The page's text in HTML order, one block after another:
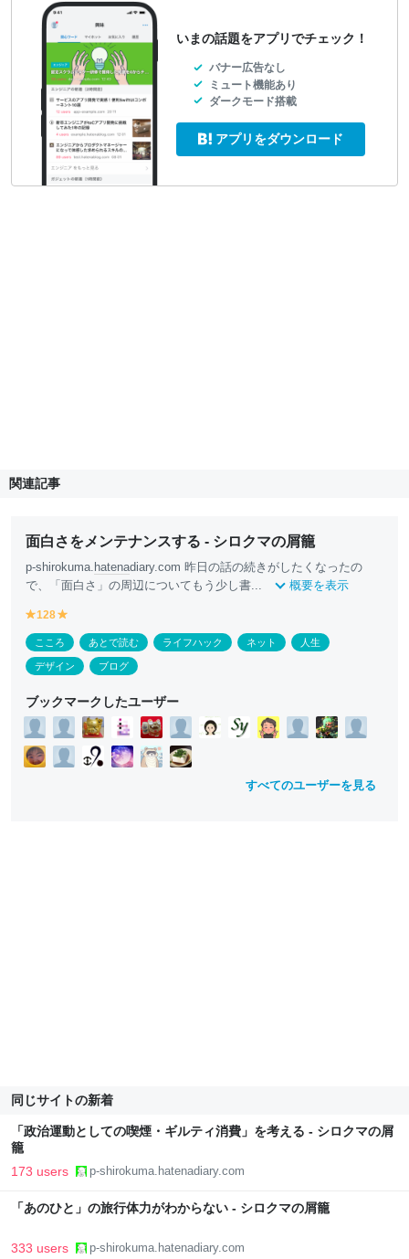
いまの話題をアプリでチェック！
バナー広告なし
ミュート機能あり
ダークモード搭載
アプリをダウンロード
関連記事
面白さをメンテナンスする - シロクマの屑籠
p-shirokuma. hatenadiary.com 昨日の話の続きがしたくなったの
で、「面白さ」の周辺についてもう少し書...
概要を表示
y
e
ll
o
128
e
ll
o
こころ あとで読む ライフハック ネット 人生
デザイン ブログ
ブックマークしたユーザー
すべてのユーザーを見る
同じサイトの新着
「政治運動としての喫煙・ギルティ消費」を考える - シロクマの屑
籠
173 users p-shirokuma.hatenadiary.com
「あのひと」の旅行体力がわからない - シロクマの屑籠
333 users p-shirokuma.hatenadiary.com